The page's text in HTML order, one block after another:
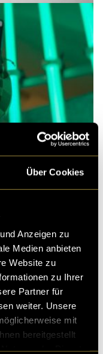
Über Cookies
Anzeigen zu
Medien anbieten
Website zu
zu Ihrer
Partner für
weiter. Unsere
mit
bereitgestellt